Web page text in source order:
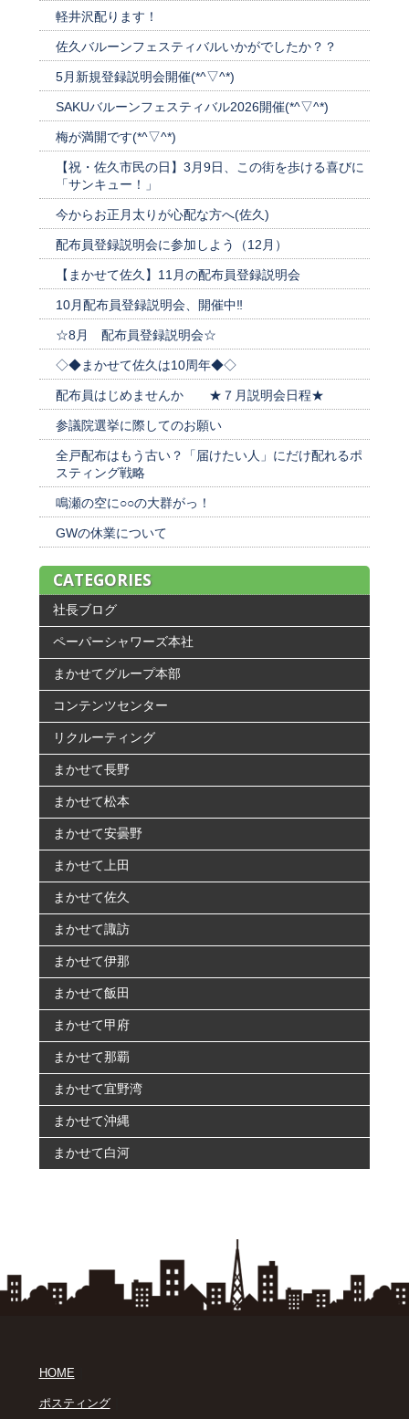
軽井沢配ります！
佐久バルーンフェスティバルいかがでしたか？？
5月新規登録説明会開催(*^▽^*)
SAKUバルーンフェスティバル2026開催(*^▽^*)
梅が満開です(*^▽^*)
【祝・佐久市民の日】3月9日、この街を歩ける喜びに
「サンキュー！」
今からお正月太りが心配な方へ(佐久)
配布員登録説明会に参加しよう（12月）
【まかせて佐久】11月の配布員登録説明会
10月配布員登録説明会、開催中‼
☆8月 配布員登録説明会☆
◇◆まかせて佐久は10周年◆◇
配布員はじめませんか ★７月説明会日程★
参議院選挙に際してのお願い
全戸配布はもう古い？「届けたい人」にだけ配れるポ
スティング戦略
鳴瀬の空に○○の大群がっ！
GWの休業について
CATEGORIES
社長ブログ
ペーパーシャワーズ本社
まかせてグループ本部
コンテンツセンター
リクルーティング
まかせて長野
まかせて松本
まかせて安曇野
まかせて上田
まかせて佐久
まかせて諏訪
まかせて伊那
まかせて飯田
まかせて甲府
まかせて那覇
まかせて宜野湾
まかせて沖縄
まかせて白河
HOME｜
ポスティング｜